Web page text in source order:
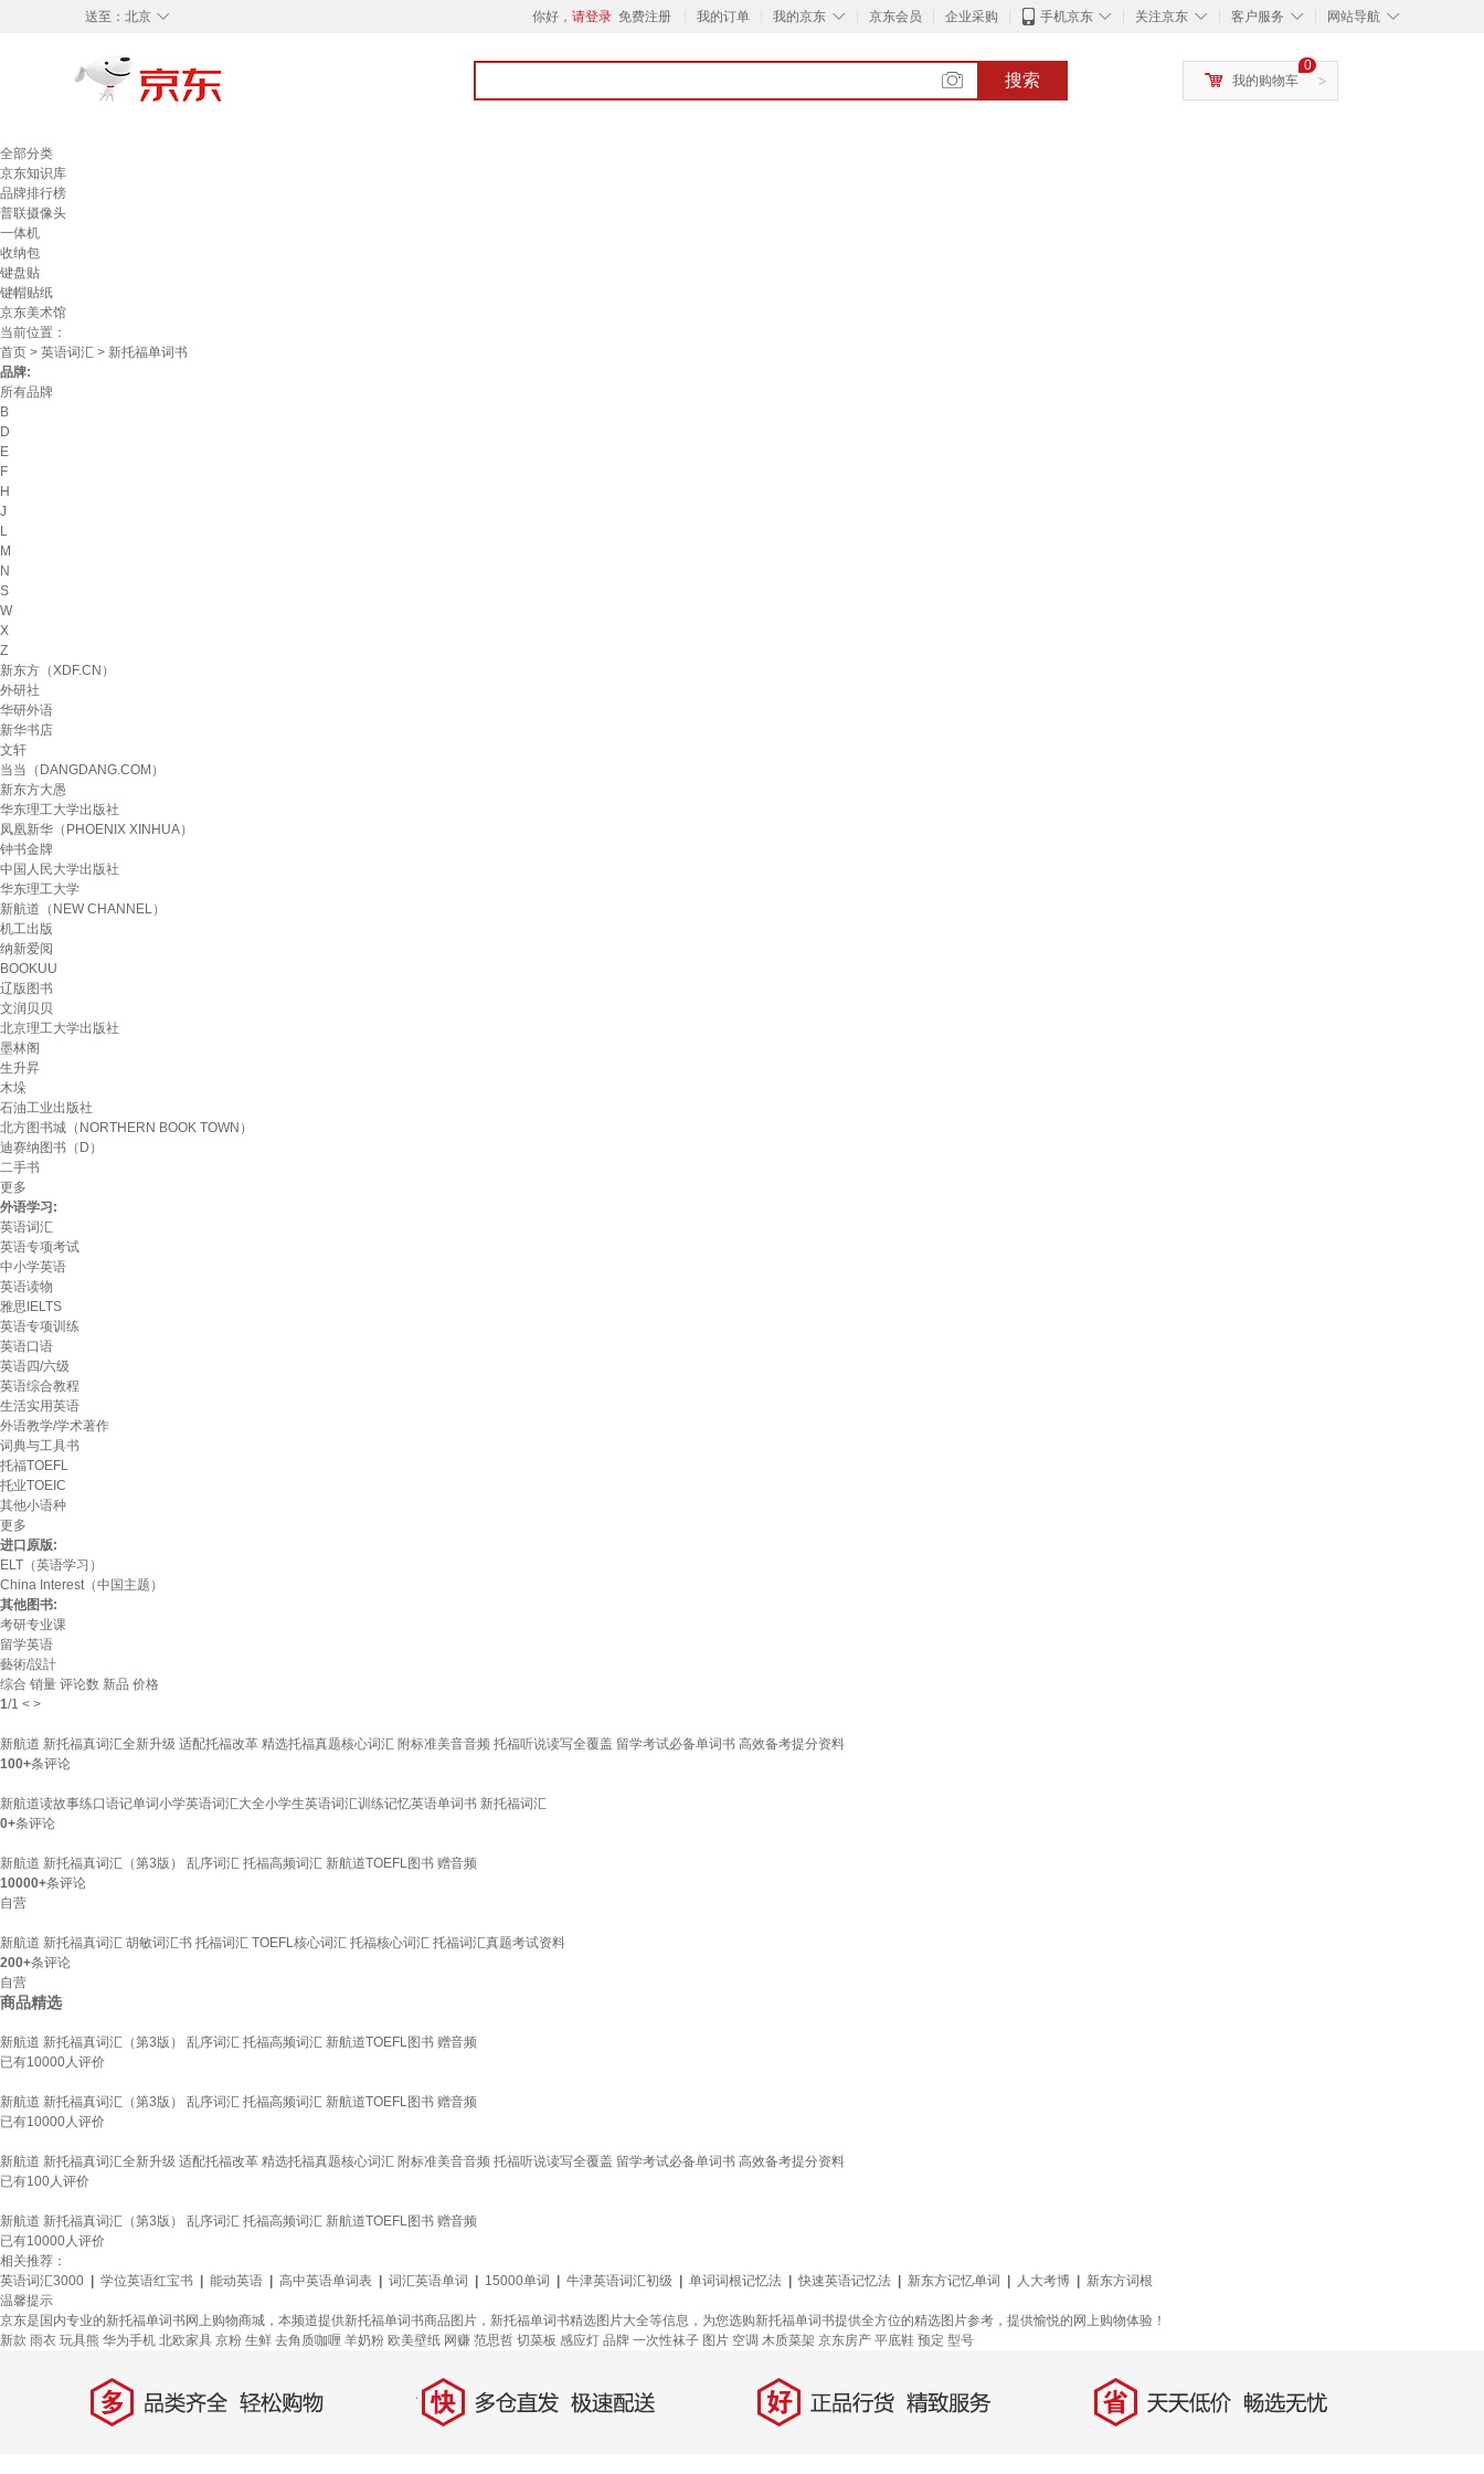
◇
送至： 北京 你好， 请登录 免费注册 我的订单 ◇
我的京东 京东会员 企业采购 ◇
手机京东 ◇
关注京东 ◇
客户服务 ◇
网站导航
搜索 >
0
我的购物车
全部分类
京东知识库
品牌排行榜
普联摄像头
一体机
收纳包
键盘贴
键帽贴纸
京东美术馆
当前位置：
首页 > 英语词汇 > 新托福单词书
品牌:
所有品牌
B
D
E
F
H
J
L
M
N
S
W
X
Z
新东方（XDF.CN）
外研社
华研外语
新华书店
文轩
当当（DANGDANG.COM）
新东方大愚
华东理工大学出版社
凤凰新华（PHOENIX XINHUA）
钟书金牌
中国人民大学出版社
华东理工大学
新航道（NEW CHANNEL）
机工出版
纳新爱阅
BOOKUU
辽版图书
文润贝贝
北京理工大学出版社
墨林阁
生升昇
木垛
石油工业出版社
北方图书城（NORTHERN BOOK TOWN）
迪赛纳图书（D）
二手书
更多
外语学习:
英语词汇
英语专项考试
中小学英语
英语读物
雅思IELTS
英语专项训练
英语口语
英语四/六级
英语综合教程
生活实用英语
外语教学/学术著作
词典与工具书
托福TOEFL
托业TOEIC
其他小语种
更多
进口原版:
ELT（英语学习）
China Interest（中国主题）
其他图书:
考研专业课
留学英语
藝術/設計
综合 销量 评论数 新品 价格
1/1 < >
新航道 新托福真词汇全新升级 适配托福改革 精选托福真题核心词汇 附标准美音音频 托福听说读写全覆盖 留学考试必备单词书 高效备考提分资料
100+条评论
新航道读故事练口语记单词小学英语词汇大全小学生英语词汇训练记忆英语单词书 新托福词汇
0+条评论
新航道 新托福真词汇（第3版） 乱序词汇 托福高频词汇 新航道TOEFL图书 赠音频
10000+条评论
自营
新航道 新托福真词汇 胡敏词汇书 托福词汇 TOEFL核心词汇 托福核心词汇 托福词汇真题考试资料
200+条评论
自营
商品精选
新航道 新托福真词汇（第3版） 乱序词汇 托福高频词汇 新航道TOEFL图书 赠音频
已有10000人评价
新航道 新托福真词汇（第3版） 乱序词汇 托福高频词汇 新航道TOEFL图书 赠音频
已有10000人评价
新航道 新托福真词汇全新升级 适配托福改革 精选托福真题核心词汇 附标准美音音频 托福听说读写全覆盖 留学考试必备单词书 高效备考提分资料
已有100人评价
新航道 新托福真词汇（第3版） 乱序词汇 托福高频词汇 新航道TOEFL图书 赠音频
已有10000人评价
相关推荐：
英语词汇3000
学位英语红宝书 能动英语 高中英语单词表 词汇英语单词 15000单词 牛津英语词汇初级 单词词根记忆法 快速英语记忆法 新东方记忆单词 人大考博
新东方词根
温馨提示
京东是国内专业的新托福单词书网上购物商城，本频道提供新托福单词书商品图片，新托福单词书精选图片大全等信息，为您选购新托福单词书提供全方位的精选图片参考，提供愉悦的网上购物体验！
新款 雨衣 玩具熊 华为手机 北欧家具 京粉 生鲜 去角质咖喱 羊奶粉 欧美壁纸 网赚 范思哲 切菜板 感应灯 品牌 一次性袜子 图片 空调 木质菜架 京东房产 平底鞋 预定 型号
多 品类齐全，轻松购物 快 多仓直发，极速配送 好 正品行货，精致服务 省 天天低价，畅选无忧